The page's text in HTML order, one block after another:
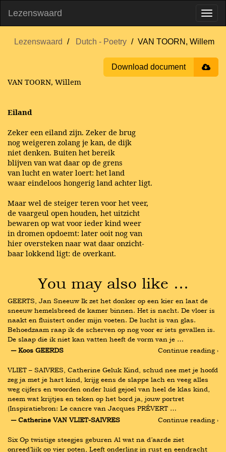
Lezenswaard
Lezenswaard Dutch - Poetry VAN TOORN, Willem
Download document
VAN TOORN, Willem
Eiland
Zeker een eiland zijn. Zeker de brug
nog weigeren zolang je kan, de dijk
niet denken. Buiten het bereik
blijven van wat daar op de grens
van lucht en water loert: het land
waar eindeloos hongerig land achter ligt.
Maar wel de steiger teren voor het veer,
de vaargeul open houden, het uitzicht
bewaren op wat voor ieder kind weer
in dromen opdoemt: later ooit nog van
hier oversteken naar wat daar onzicht-
baar lokkend ligt: de overkant.
You may also like …
GEERTS, Jan Sneeuw Ik zet het donker op een kier en laat de
sneeuw hemelsbreed de kamer binnen. Het is nacht. De vloer is
naakt en fluistert onder mijn voeten. De lucht is van glas.
Behoedzaam raap ik de scherven op nog voor er iets gevallen is.
De slaap die ik niet kan vatten heeft de vorm van je …
― Koos GEERDS
Continue reading ›
VLIET – SAIVRES, Catherine Geluk Kind, schud nee met je hoofd
zeg ja met je hart kind, krijg eens de slappe lach en veeg alles
weg cijfers en woorden onder luid gejoel van heel de klas kind,
neem wat krijtjes en teken op het bord ja, jouw portret
(Inspiratiebron: Le cancre van Jacques PRÉVERT …
― Catherine VAN VLIET-SAIVRES
Continue reading ›
Six Op twistige steegjes geburen Al wat na d’aarde ziet
onreed’lijk op vier poten, Leeft onderling in rust en eendracht